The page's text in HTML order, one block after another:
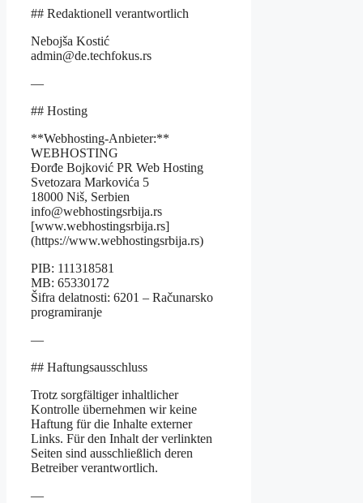
## Redaktionell verantwortlich
Nebojša Kostić
admin@de.techfokus.rs
—
## Hosting
**Webhosting-Anbieter:**
WEBHOSTING
Đorđe Bojković PR Web Hosting
Svetozara Markovića 5
18000 Niš, Serbien
info@webhostingsrbija.rs
[www.webhostingsrbija.rs]
(https://www.webhostingsrbija.rs)
PIB: 111318581
MB: 65330172
Šifra delatnosti: 6201 – Računarsko
programiranje
—
## Haftungsausschluss
Trotz sorgfältiger inhaltlicher
Kontrolle übernehmen wir keine
Haftung für die Inhalte externer
Links. Für den Inhalt der verlinkten
Seiten sind ausschließlich deren
Betreiber verantwortlich.
—